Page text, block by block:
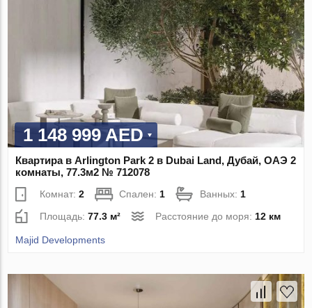
1 148 999 AED
Квартира в Arlington Park 2 в Dubai Land, Дубай, ОАЭ 2
комнаты, 77.3м2 № 712078
Комнат:2 Спален: 1 Ванных: 1
Площадь:77.3 м² Расстояние до моря: 12 км
Majid Developments